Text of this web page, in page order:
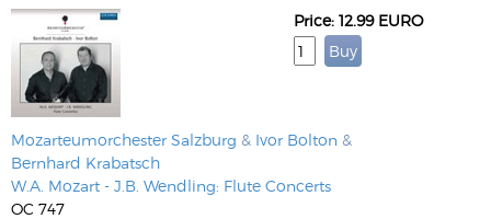
Mozarteumorchester Salzburg & Ivor Bolton &
Bernhard Krabatsch
W.A. Mozart - J.B. Wendling: Flute Concerts
OC 747
Price: 12.99 EURO